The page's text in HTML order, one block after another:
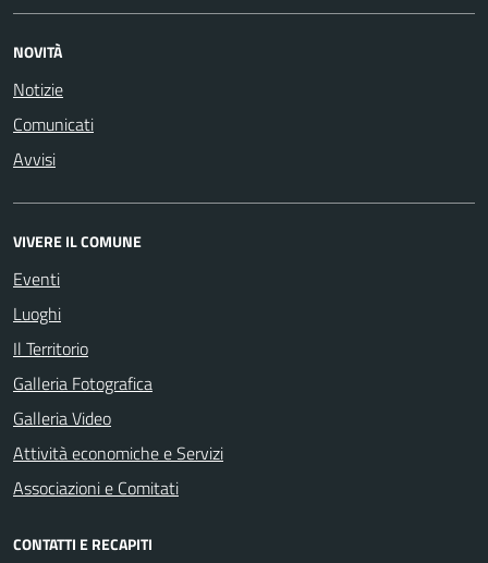
NOVITÀ
Notizie
Comunicati
Avvisi
VIVERE IL COMUNE
Eventi
Luoghi
Il Territorio
Galleria Fotografica
Galleria Video
Attività economiche e Servizi
Associazioni e Comitati
CONTATTI E RECAPITI